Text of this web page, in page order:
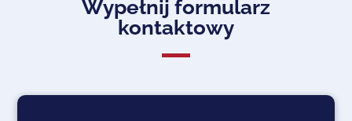
Wypełnij formularz
kontaktowy